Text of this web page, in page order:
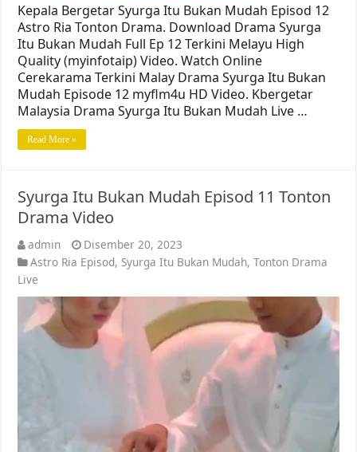
Kepala Bergetar Syurga Itu Bukan Mudah Episod 12
Astro Ria Tonton Drama. Download Drama Syurga
Itu Bukan Mudah Full Ep 12 Terkini Melayu High
Quality (myinfotaip) Video. Watch Online
Cerekarama Terkini Malay Drama Syurga Itu Bukan
Mudah Episode 12 myflm4u HD Video. Kbergetar
Malaysia Drama Syurga Itu Bukan Mudah Live …
Read More »
Syurga Itu Bukan Mudah Episod 11 Tonton
Drama Video
admin
Disember 20, 2023
Astro Ria Episod, Syurga Itu Bukan Mudah,Tonton Drama
Live